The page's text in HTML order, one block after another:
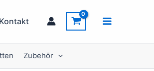
Kontakt
Zubehör